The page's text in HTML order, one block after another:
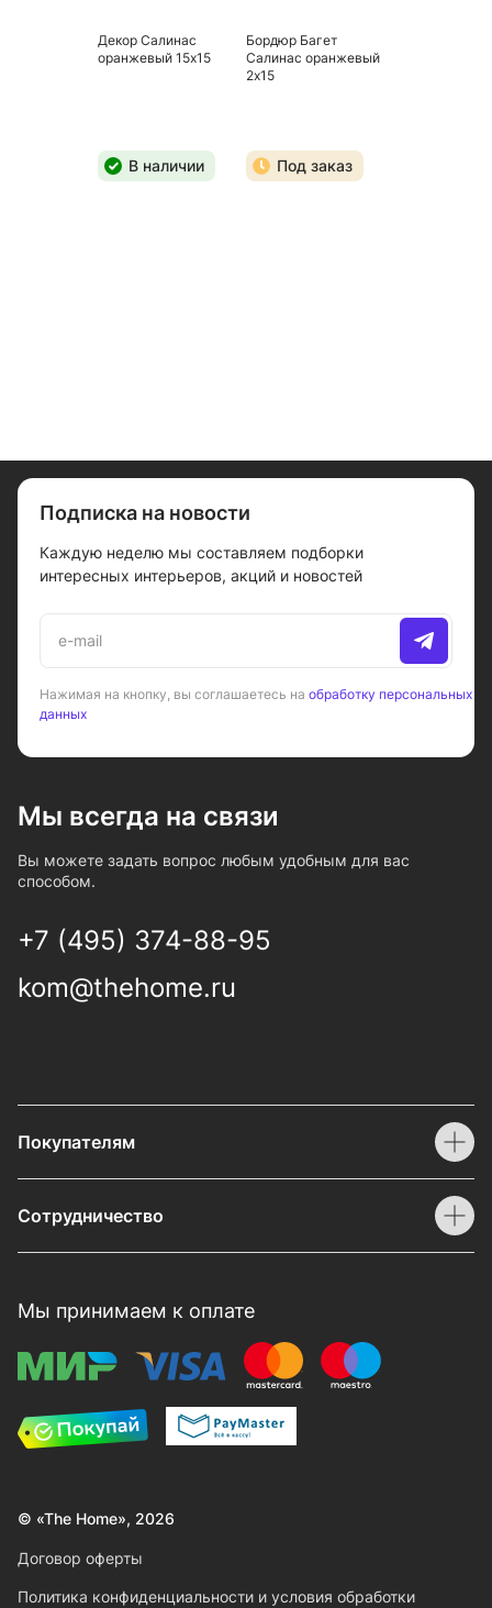
Декор Салинас
оранжевый 15х15
В наличии
Бордюр Багет
Салинас оранжевый
2х15
Под заказ
Подписка на новости
Каждую неделю мы составляем подборки
интересных интерьеров, акций и новостей
Нажимая на кнопку, вы соглашаетесь на обработку персональных
данных
Мы всегда на связи
Вы можете задать вопрос любым удобным для вас
способом.
+7 (495) 374-88-95
kom@thehome.ru
Покупателям
Сотрудничество
Мы принимаем к оплате
© «The Home», 2026
Договор оферты
Политика конфиденциальности и условия обработки